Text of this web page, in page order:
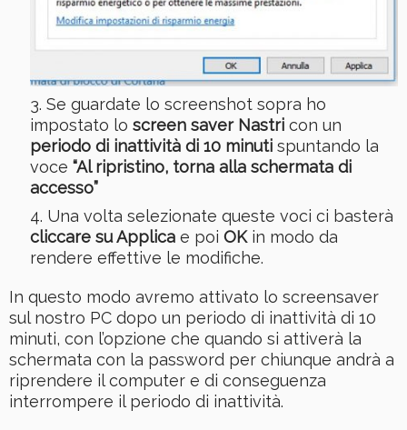
Se guardate lo screenshot sopra ho
impostato lo screen saver Nastricon un
periodo di inattività di 10 minutispuntando la
voce “Al ripristino, torna alla schermata di
accesso”
Una volta selezionate queste voci ci basterà
cliccare su Applicae poi OKin modo da
rendere effettive le modifiche.
In questo modo avremo attivato lo screensaver
sul nostro PC dopo un periodo di inattività di 10
minuti, con l’opzione che quando si attiverà la
schermata con la password per chiunque andrà a
riprendere il computer e di conseguenza
interrompere il periodo di inattività.